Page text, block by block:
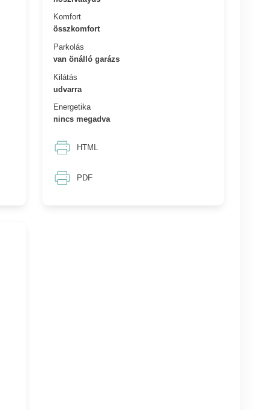
Komfort
összkomfort
Parkolás
van önálló garázs
Kilátás
udvarra
Energetika
nincs megadva
HTML
PDF